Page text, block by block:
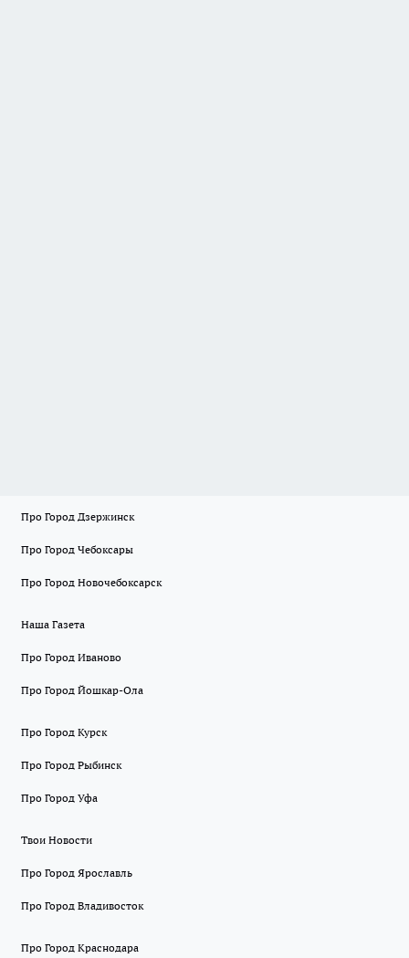
Про Город Дзержинск
Про Город Чебоксары
Про Город Новочебоксарск
Наша Газета
Про Город Иваново
Про Город Йошкар-Ола
Про Город Курск
Про Город Рыбинск
Про Город Уфа
Твои Новости
Про Город Ярославль
Про Город Владивосток
Про Город Краснодара